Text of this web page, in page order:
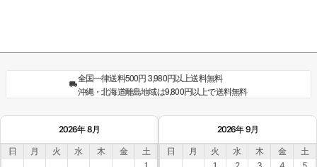
全国一律送料500円 3,980円以上送料無料
沖縄・北海道離島地域は9,800円以上で送料無料
2026年 8月
日 月 火 水 木 金
土
2026年 9月
日 月 火 水 木 金
土